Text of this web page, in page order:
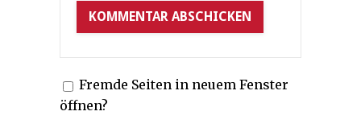
Fremde Seiten in neuem Fenster
öffnen?